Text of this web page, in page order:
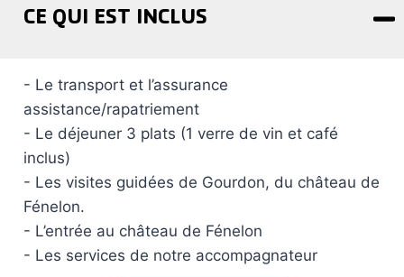
CE QUI EST INCLUS
- Le transport et l’assurance
assistance/rapatriement
- Le déjeuner 3 plats (1 verre de vin et café
inclus)
- Les visites guidées de Gourdon, du château de
Fénelon.
- L’entrée au château de Fénelon
- Les services de notre accompagnateur